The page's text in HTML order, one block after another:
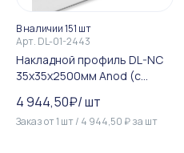
В наличии 151 шт
Арт. DL-01-2443
Накладной профиль DL-NC
35х35х2500мм Anod (с
4 944,50₽/шт
Заказ от1 шт/ 4 944,50 ₽за шт